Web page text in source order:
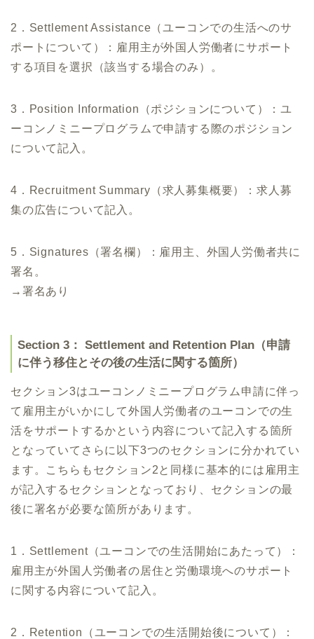
2．Settlement Assistance（ユーコンでの生活へのサ
ポートについて）：雇用主が外国人労働者にサポート
する項目を選択（該当する場合のみ）。
3．Position Information（ポジションについて）：ユ
ーコンノミニープログラムで申請する際のポジション
について記入。
4．Recruitment Summary（求人募集概要）：求人募
集の広告について記入。
5．Signatures（署名欄）：雇用主、外国人労働者共に
署名。
→署名あり
Section 3： Settlement and Retention Plan（申請
に伴う移住とその後の生活に関する箇所）
セクション3はユーコンノミニープログラム申請に伴っ
て雇用主がいかにして外国人労働者のユーコンでの生
活をサポートするかという内容について記入する箇所
となっていてさらに以下3つのセクションに分かれてい
ます。こちらもセクション2と同様に基本的には雇用主
が記入するセクションとなっており、セクションの最
後に署名が必要な箇所があります。
1．Settlement（ユーコンでの生活開始にあたって）：
雇用主が外国人労働者の居住と労働環境へのサポート
に関する内容について記入。
2．Retention（ユーコンでの生活開始後について）：